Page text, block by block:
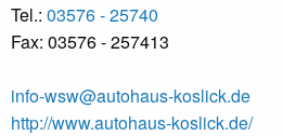
Tel.: 03576 - 25740
Fax: 03576 - 257413
info-wsw@autohaus-koslick.de
http://www.autohaus-koslick.de/